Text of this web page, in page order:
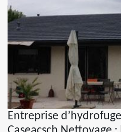
Entreprise